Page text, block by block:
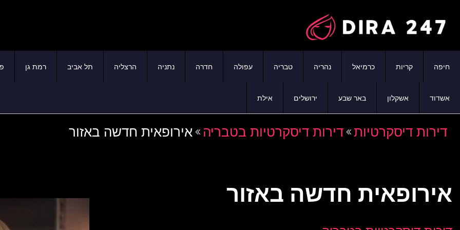
חיפה קריות כרמיאל נהריה טבריה עפולה חדרה נתניה הרצליה תל אביב רמת גן
אשדוד אשקלון באר שבע ירושלים אילת
דירות דיסקרטיות דירות דיסקרטיות בטבריה אירופאית חדשה באזור
אירופאית חדשה באזור